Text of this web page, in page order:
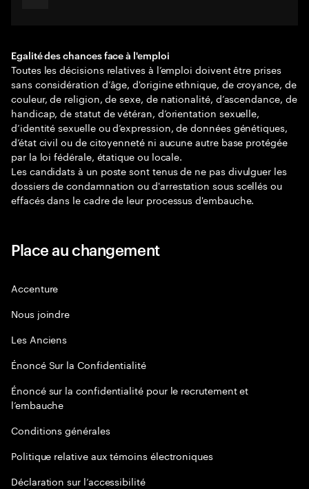
Egalité des chances face à l'emploi
Toutes les décisions relatives à l’emploi doivent être prises
sans considération d’âge, d'origine ethnique, de croyance, de
couleur, de religion, de sexe, de nationalité, d’ascendance, de
handicap, de statut de vétéran, d’orientation sexuelle,
d’identité sexuelle ou d’expression, de données génétiques,
d’état civil ou de citoyenneté ni aucune autre base protégée
par la loi fédérale, étatique ou locale.
Les candidats à un poste sont tenus de ne pas divulguer les
dossiers de condamnation ou d'arrestation sous scellés ou
effacés dans le cadre de leur processus d'embauche.
Place au changement
Accenture
Nous joindre
Les Anciens
Énoncé Sur la Confidentialité
Énoncé sur la confidentialité pour le recrutement et
l’embauche
Conditions générales
Politique relative aux témoins électroniques
Déclaration sur l’accessibilité